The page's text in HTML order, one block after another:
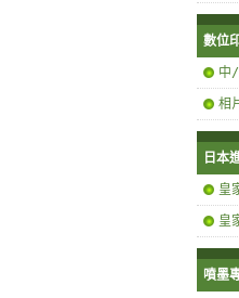
數位
中
相
日本
皇
皇
噴墨